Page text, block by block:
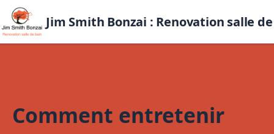
Jim Smith Bonzai : Renovation salle
Comment entretenir